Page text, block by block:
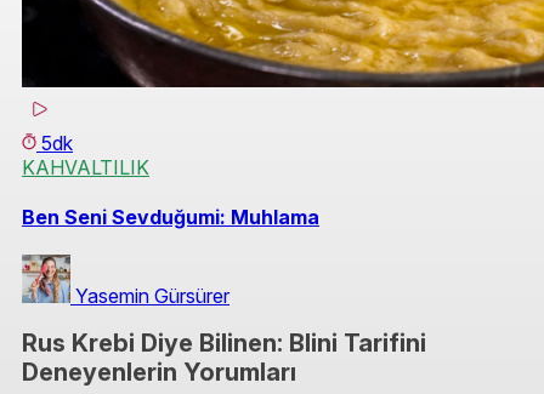
5dk
KAHVALTILIK
Ben Seni Sevduğumi: Muhlama
Yasemin Gürsürer
Rus Krebi Diye Bilinen: Blini Tarifini
Deneyenlerin Yorumları